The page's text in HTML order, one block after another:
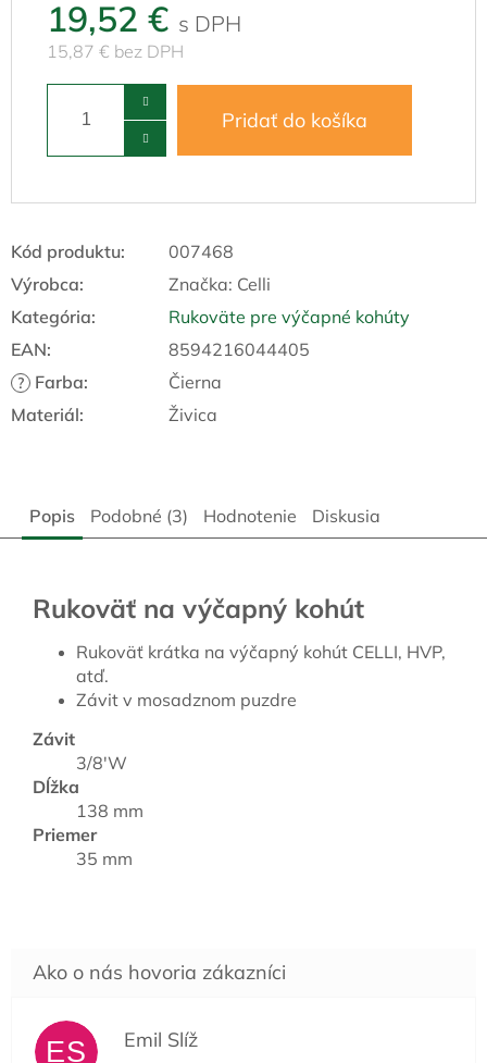
19,52 €
15,87 € bez DPH
Pridať do košíka
Kód produktu:
007468
Výrobca:
Značka: Celli
Kategória:
Rukoväte pre výčapné kohúty
EAN: 8594216044405
? Farba:
Čierna
Materiál: Živica
Popis Podobné (3) Hodnotenie Diskusia
Rukoväť na výčapný kohút
Rukoväť krátka na výčapný kohút CELLI, HVP,
atď.
Závit v mosadznom puzdre
Závit
3/8'W
Dĺžka
138 mm
Priemer
35 mm
ES Emil Slíž